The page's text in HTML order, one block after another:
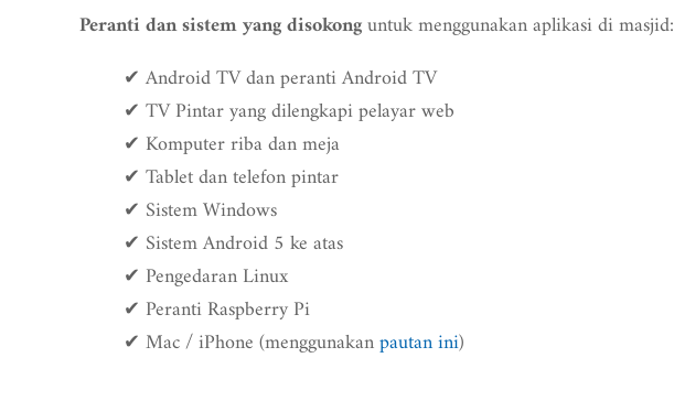
Peranti dan sistem yang disokonguntuk menggunakan aplikasi di masjid:
✔ Android TV dan peranti Android TV
✔ TV Pintar yang dilengkapi pelayar web
✔ Komputer riba dan meja
✔ Tablet dan telefon pintar
✔ Sistem Windows
✔ Sistem Android 5 ke atas
✔ Pengedaran Linux
✔ Peranti Raspberry Pi
✔ Mac / iPhone (menggunakanpautan ini)